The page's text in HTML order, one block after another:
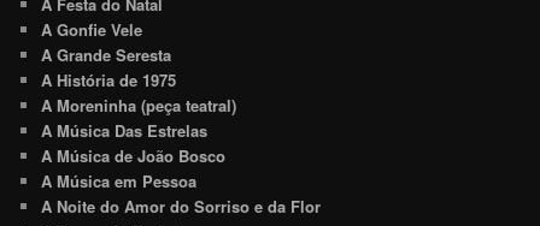
A Gonfie Vele
A Grande Seresta
A História de 1975
A Moreninha (peça teatral)
A Música Das Estrelas
A Música de João Bosco
A Música em Pessoa
A Noite do Amor do Sorriso e da Flor